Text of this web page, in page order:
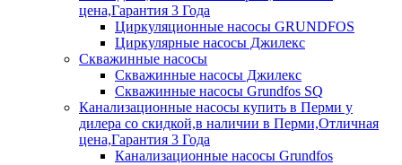
цена,Гарантия 3 Года
Циркуляционные насосы GRUNDFOS
Циркулярные насосы Джилекс
Скважинные насосы
Скважинные насосы Джилекс
Скважинные насосы Grundfos SQ
Канализационные насосы купить в Перми у
дилера со скидкой,в наличии в Перми,Отличная
цена,Гарантия 3 Года
Канализационные насосы Grundfos